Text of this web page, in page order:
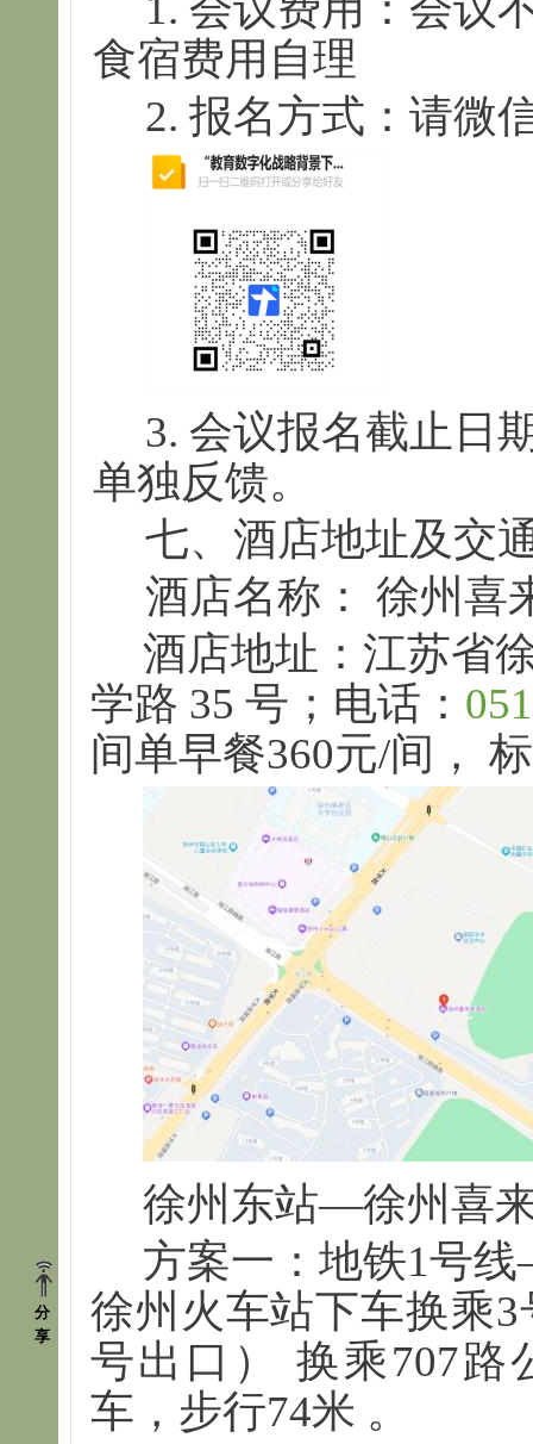
分
享
食宿费用自理
2. 报名方式：请微
3. 会议报名截止日
单独反馈。
七、酒店地址及交
酒店名称： 徐州喜
酒店地址：江苏省
学路 35 号；电话：
间单早餐360元/间，
徐州东站—徐州喜
方案一：地铁1号
徐州火车站下车换乘
号出口） 换乘707路
车，步行74米 。